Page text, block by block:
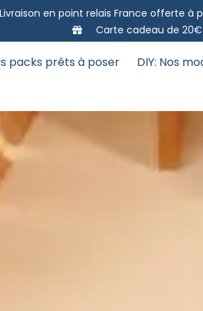
Livraison en point relais France offerte à
Carte cadeau de
packs prêts à poser DIY: Nos